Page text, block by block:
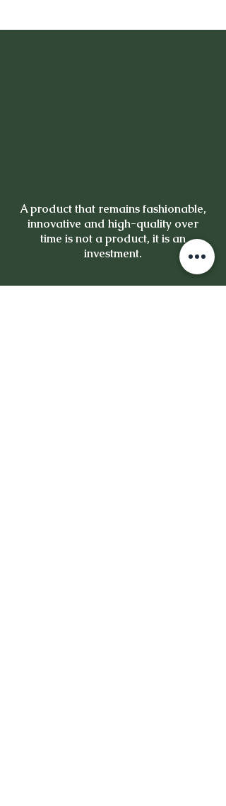
A product that remains fashionable,
innovative and high-quality over
time is not a product, it is an
investment.